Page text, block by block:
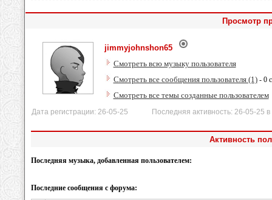
Просмотр
jimmyjohnshon65
Смотреть всю музыку пользователя
Смотреть все сообщения пользователя (1)- 0
Смотреть все темы созданные пользователем
Дата регистрации: 26-05-25 Последняя активность: 26-05-25 в
Активность
Последняя музыка, добавленная пользователем:
Последние сообщения с форума: